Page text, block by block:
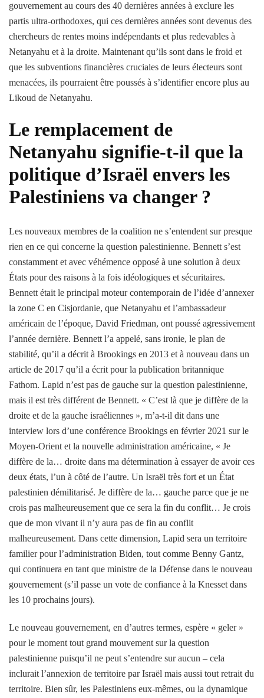
gouvernement au cours des 40 dernières années à exclure les
partis ultra-orthodoxes, qui ces dernières années sont devenus des
chercheurs de rentes moins indépendants et plus redevables à
Netanyahu et à la droite. Maintenant qu’ils sont dans le froid et
que les subventions financières cruciales de leurs électeurs sont
menacées, ils pourraient être poussés à s’identifier encore plus au
Likoud de Netanyahu.
Le remplacement de
Netanyahu signifie-t-il que la
politique d’Israël envers les
Palestiniens va changer ?
Les nouveaux membres de la coalition ne s’entendent sur presque
rien en ce qui concerne la question palestinienne. Bennett s’est
constamment et avec véhémence opposé à une solution à deux
États pour des raisons à la fois idéologiques et sécuritaires.
Bennett était le principal moteur contemporain de l’idée d’annexer
la zone C en Cisjordanie, que Netanyahu et l’ambassadeur
américain de l’époque, David Friedman, ont poussé agressivement
l’année dernière. Bennett l’a appelé, sans ironie, le plan de
stabilité, qu’il a décrit à Brookings en 2013 et à nouveau dans un
article de 2017 qu’il a écrit pour la publication britannique
Fathom. Lapid n’est pas de gauche sur la question palestinienne,
mais il est très différent de Bennett. « C’est là que je diffère de la
droite et de la gauche israéliennes », m’a-t-il dit dans une
interview lors d’une conférence Brookings en février 2021 sur le
Moyen-Orient et la nouvelle administration américaine, « Je
diffère de la… droite dans ma détermination à essayer de avoir ces
deux états, l’un à côté de l’autre. Un Israël très fort et un État
palestinien démilitarisé. Je diffère de la… gauche parce que je ne
crois pas malheureusement que ce sera la fin du conflit… Je crois
que de mon vivant il n’y aura pas de fin au conflit
malheureusement. Dans cette dimension, Lapid sera un territoire
familier pour l’administration Biden, tout comme Benny Gantz,
qui continuera en tant que ministre de la Défense dans le nouveau
gouvernement (s’il passe un vote de confiance à la Knesset dans
les 10 prochains jours).
Le nouveau gouvernement, en d’autres termes, espère « geler »
pour le moment tout grand mouvement sur la question
palestinienne puisqu’il ne peut s’entendre sur aucun – cela
inclurait l’annexion de territoire par Israël mais aussi tout retrait du
territoire. Bien sûr, les Palestiniens eux-mêmes, ou la dynamique